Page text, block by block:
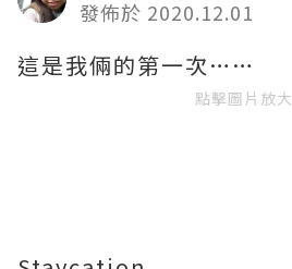
發佈於 2020.12.01
這是我倆的第一次……
點擊圖片放大